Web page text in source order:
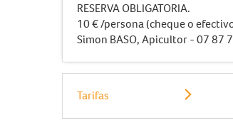
RESERVA OBLIGATORIA.
10 € /persona (cheque o
Simon BASO, Apicultor - 07 87
Tarifas